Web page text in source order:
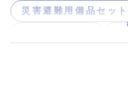
災害避難用備品セット